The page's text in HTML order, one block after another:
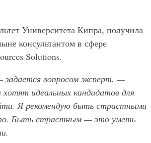
Университета Кипра, получила
консультантом в сфере
Solutions.
вопросом эксперт. —
идеальных кандидатов для
Я рекомендую быть страстными
Быть страстным — это уметь